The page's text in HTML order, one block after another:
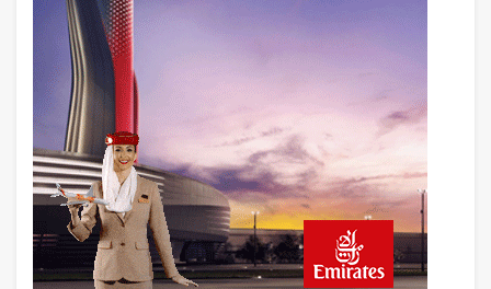
Bin 340’a Çıkardı
23 saat önce
İstanbul Havalimanı’nın 4. Pistinde İlk
Test Uçuşu Yapıldı
23 saat önce
Aslıhan Güven, Airport Leader of the
Future Finalisti Oldu